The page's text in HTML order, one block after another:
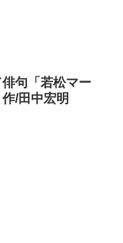
句「若松マー
/田中宏明